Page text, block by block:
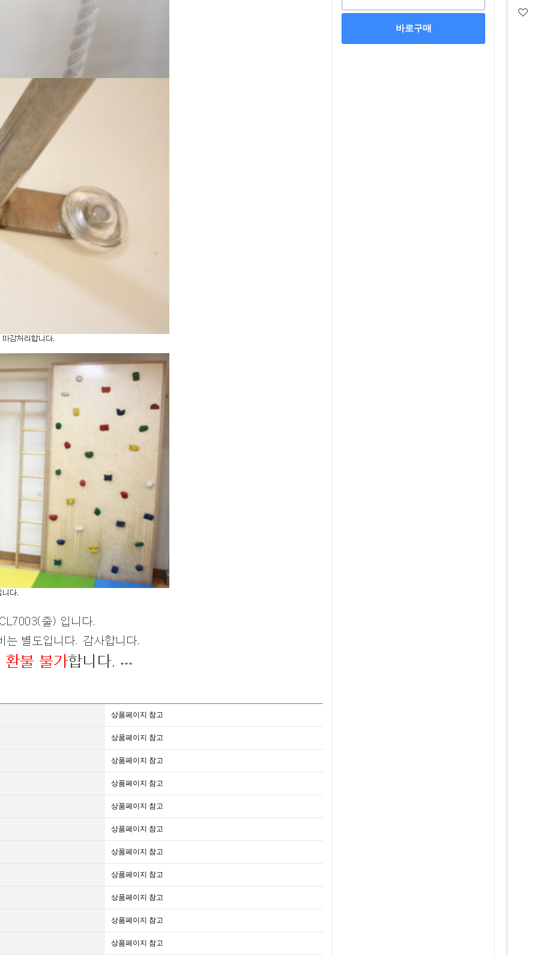
상품페이지 참고
상품페이지 참고
상품페이지 참고
상품페이지 참고
상품페이지 참고
상품페이지 참고
상품페이지 참고
상품페이지 참고
상품페이지 참고
상품페이지 참고
상품페이지 참고
바로구매